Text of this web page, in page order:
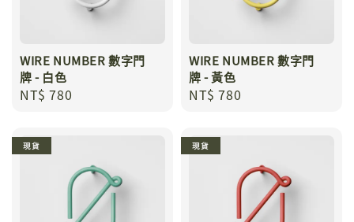
WIRE NUMBER 數字門
牌 - 白色
Regular
NT$ 780
WIRE NUMBER 數字門
牌 - 黃色
Regular
NT$ 780
現貨 現貨